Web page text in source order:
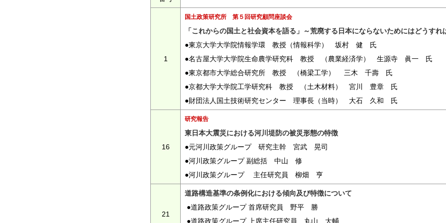
1
国土政策研究所 第５回研究顧問座談会
「これからの国土と社会資本を語る」～荒廃する日本にならないためにはどうすれ
●東京大学大学院情報学環 教授（情報科学） 坂村 健 氏
●名古屋大学大学院生命農学研究科 教授 （農業経済学） 生源寺 眞一 氏
●東京都市大学総合研究所 教授 （橋梁工学） 三木 千壽 氏
●京都大学大学院工学研究科 教授 （土木材料） 宮川 豊章 氏
●財団法人国土技術研究センター 理事長（当時） 大石 久和 氏
16
研究報告
東日本大震災における河川堤防の被災形態の特徴
●元河川政策グループ 研究主幹 宮武 晃司
●河川政策グループ 副総括 中山 修
●河川政策グループ 主任研究員 柳畑 亨
21
道路構造基準の条例化における傾向及び特徴について
●道路政策グループ 首席研究員 野平 勝
●道路政策グループ 上席主任研究員 丸山 大輔